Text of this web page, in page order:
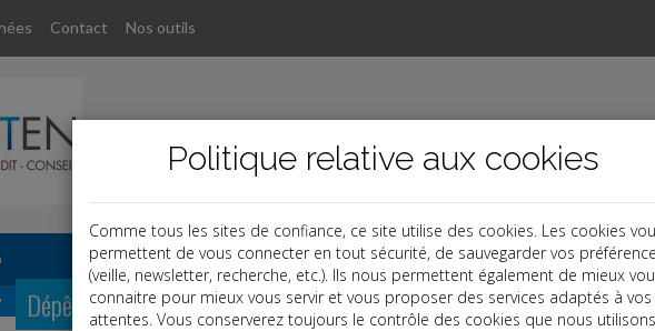
Contact Nos outils
Dépêches
Politique relative aux cookies
Comme tous les sites de confiance, ce site utilise des cookies. Les cookies
permettent de vous connecter en tout sécurité, de sauvegarder vos
(veille, newsletter, recherche, etc.). Ils nous permettent également de mieux
connaitre pour mieux vous servir et vous proposer des services adaptés à vos
attentes. Vous conserverez toujours le contrôle des cookies que nous